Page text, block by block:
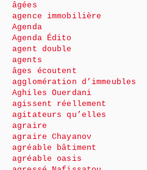
âgées
agence immobilière
Agenda
Agenda Édito
agent double
agents
âges écoutent
agglomération d’immeubles
Aghiles Ouerdani
agissent réellement
agitateurs qu’elles
agraire
agraire Chayanov
agréable bâtiment
agréable oasis